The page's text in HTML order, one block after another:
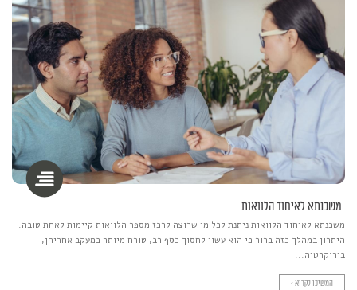
משכנתא לאיחוד הלוואות
משכנתא לאיחוד הלוואות ניתנת לכל מי שרוצה לרכז מספר הלוואות קיימות לאחת טובה.
היתרון במהלך כזה ברור כי הוא עשוי לחסוך כסף רב, טורח מיותר במעקב אחריהן,
בירוקרטיה...
המשיכו לקרוא >